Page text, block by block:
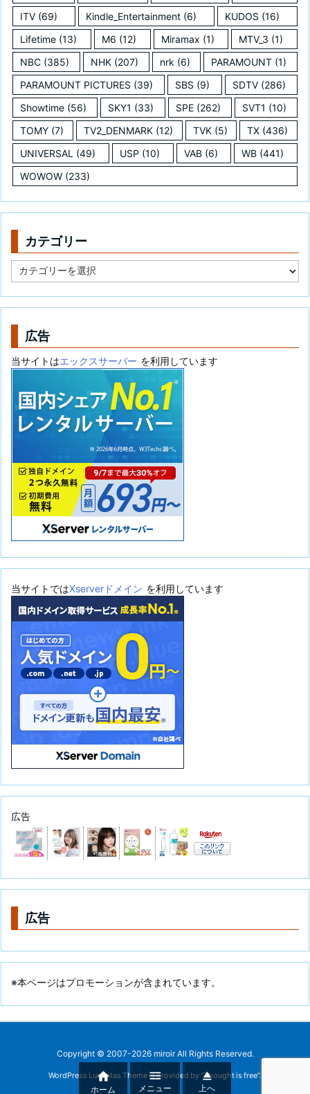
ITV (69) Kindle_Entertainment (6) KUDOS (16)
Lifetime (13) M6 (12) Miramax (1) MTV_3 (1)
NBC (385) NHK(207) nrk (6) PARAMOUNT (1)
PARAMOUNT PICTURES (39) SBS (9) SDTV(286)
Showtime (56) SKY1 (33) SPE(262) SVT1 (10)
TOMY (7) TV2_DENMARK(12) TVK(5) TX (436)
UNIVERSAL (49) USP (10) VAB(6) WB (441)
WOWOW (233)
カテゴリー
テ
リ
広告
当サイトはエックスサーバー を利用しています
当サイトではXserverドメイン を利用しています
広告
広告
※本ページはプロモーションが含まれています。
Copyright © 2007-2026 miroirAll Rights Reserved.
WordPress Luxeritas Theme is provided by "Thought is free".

ホーム

メニュー

上へ